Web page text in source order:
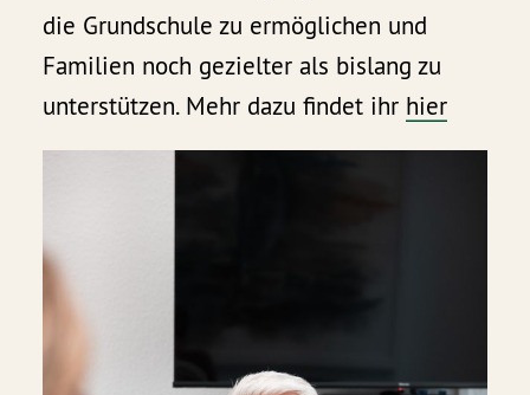
die Grundschule zu ermöglichen und
Familien noch gezielter als bislang zu
unterstützen. Mehr dazu findet ihr hier